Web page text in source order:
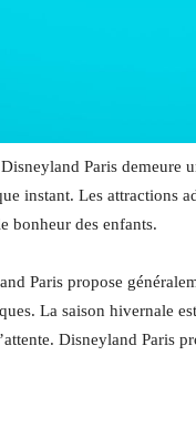
Paris demeure
instant. Les attractions
bonheur des enfants.
Paris propose
La saison hivernale
Disneyland Paris